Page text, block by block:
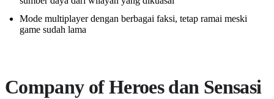
Mode multiplayer dengan berbagai faksi, tetap ramai meski
game sudah lama
Company of Heroes dan Sensasi